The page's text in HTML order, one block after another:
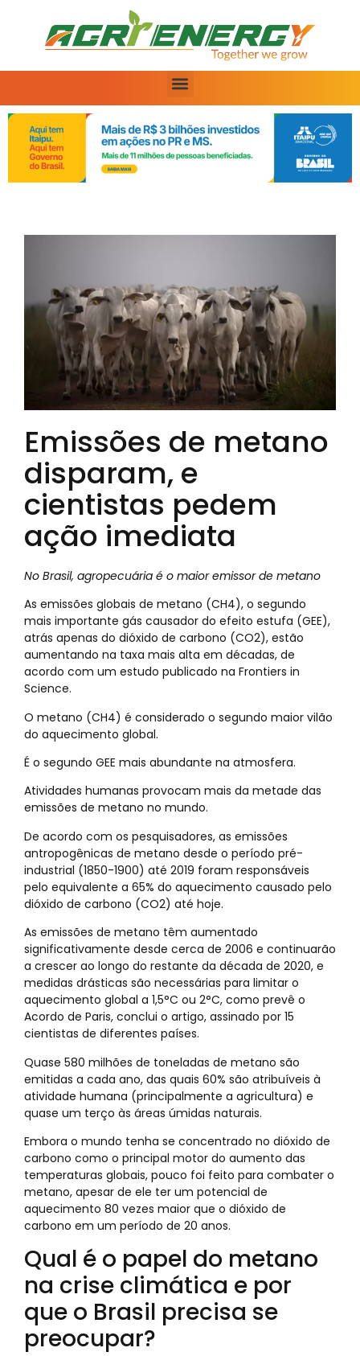
Emissões de metano
disparam, e
cientistas pedem
ação imediata
No Brasil, agropecuária é o maior emissor de metano
As emissões globais de metano (CH4), o segundo
mais importante gás causador do efeito estufa (GEE),
atrás apenas do dióxido de carbono (CO2), estão
aumentando na taxa mais alta em décadas, de
acordo com um estudo publicado na Frontiers in
Science.
O metano (CH4) é considerado o segundo maior vilão
do aquecimento global.
É o segundo GEE mais abundante na atmosfera.
Atividades humanas provocam mais da metade das
emissões de metano no mundo.
De acordo com os pesquisadores, as emissões
antropogênicas de metano desde o período pré-
industrial (1850-1900) até 2019 foram responsáveis
pelo equivalente a 65% do aquecimento causado pelo
dióxido de carbono (CO2) até hoje.
As emissões de metano têm aumentado
significativamente desde cerca de 2006 e continuarão
a crescer ao longo do restante da década de 2020, e
medidas drásticas são necessárias para limitar o
aquecimento global a 1,5°C ou 2°C, como prevê o
Acordo de Paris, conclui o artigo, assinado por 15
cientistas de diferentes países.
Quase 580 milhões de toneladas de metano são
emitidas a cada ano, das quais 60% são atribuíveis à
atividade humana (principalmente a agricultura) e
quase um terço às áreas úmidas naturais.
Embora o mundo tenha se concentrado no dióxido de
carbono como o principal motor do aumento das
temperaturas globais, pouco foi feito para combater o
metano, apesar de ele ter um potencial de
aquecimento 80 vezes maior que o dióxido de
carbono em um período de 20 anos.
Qual é o papel do metano
na crise climática e por
que o Brasil precisa se
preocupar?